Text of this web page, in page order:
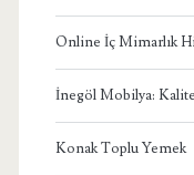
Online İç Mimarlık
İnegöl Mobilya:
Konak Toplu Yemek